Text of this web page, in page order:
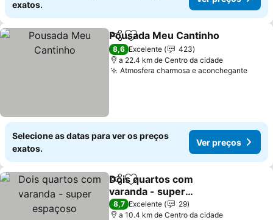
exatos.
PartilharAdicionar aos favoritos
Pousada Meu Cantinho
8,6 Excelente
423
a 22.4 km de Centro da cidade
Atmosfera charmosa e aconcheganteVer
Selecione as datas para ver os preços
exatos.
Ver preços
PartilharAdicionar aos favoritos
Dois quartos com
varanda - super
espaçoso
Ver preços
8,7 Excelente
29
a 10.4 km de Centro da cidade